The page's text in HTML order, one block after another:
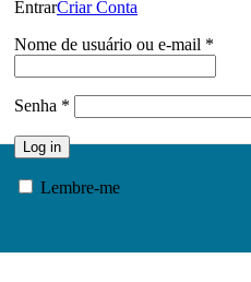
EntrarCriar Conta
Nome de usuário ou e-mail *
Senha *
Log in
Lembre-me